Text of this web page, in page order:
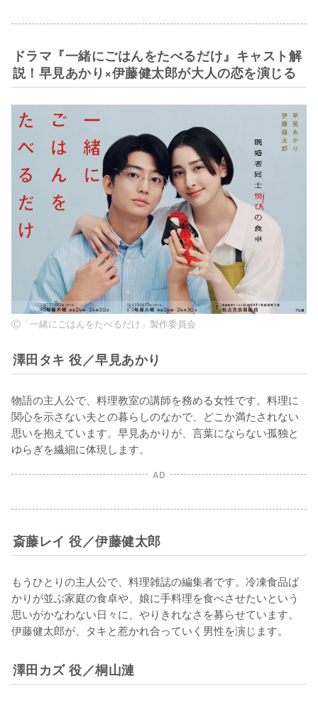
ドラマ『一緒にごはんをたべるだけ』キャスト解
説！早見あかり×伊藤健太郎が大人の恋を演じる
Ⓒ「一緒にごはんをたべるだけ」製作委員会
澤田タキ 役／早見あかり
物語の主人公で、料理教室の講師を務める女性です。料理に
関心を示さない夫との暮らしのなかで、どこか満たされない
思いを抱えています。早見あかりが、言葉にならない孤独と
ゆらぎを繊細に体現します。
AD
斎藤レイ 役／伊藤健太郎
もうひとりの主人公で、料理雑誌の編集者です。冷凍食品ば
かりが並ぶ家庭の食卓や、娘に手料理を食べさせたいという
思いがかなわない日々に、やりきれなさを募らせています。
伊藤健太郎が、タキと惹かれ合っていく男性を演じます。
澤田カズ 役／桐山漣